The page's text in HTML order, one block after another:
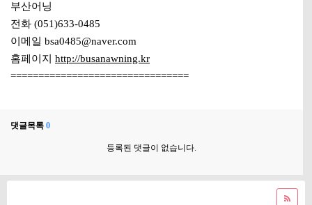
부산어닝
전화 (051)633-0485
이메일 bsa0485@naver.com
홈페이지 http://busanawning.kr
================================
댓글목록 0
등록된 댓글이 없습니다.